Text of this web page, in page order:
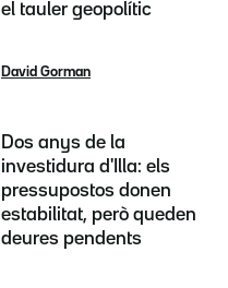
el tauler geopolític
David Gorman
Dos anys de la
investidura d'Illa: els
pressupostos donen
estabilitat, però queden
deures pendents